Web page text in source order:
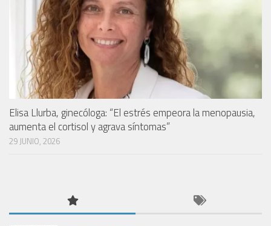
Elisa Llurba, ginecóloga: “El estrés empeora la menopausia,
aumenta el cortisol y agrava síntomas”
29 JUNIO, 2026